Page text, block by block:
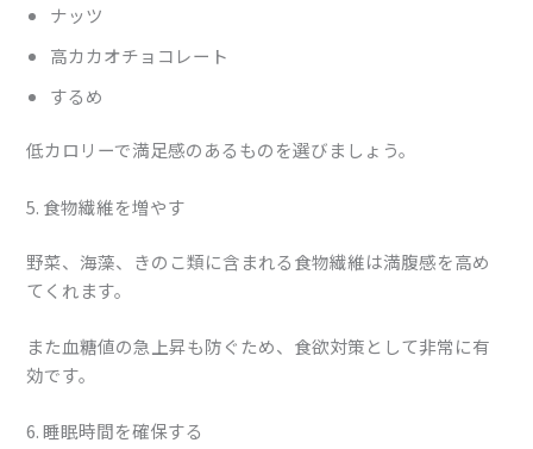
ナッツ
高カカオチョコレート
するめ
低カロリーで満足感のあるものを選びましょう。
5. 食物繊維を増やす
野菜、海藻、きのこ類に含まれる食物繊維は満腹感を高め
てくれます。
また血糖値の急上昇も防ぐため、食欲対策として非常に有
効です。
6. 睡眠時間を確保する